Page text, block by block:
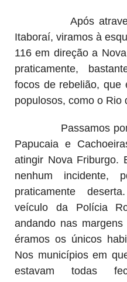
Após
Itaboraí, viramos à
116 em direção a
praticamente,
focos de rebelião, que
populosos, como o Rio
Passamos por
Papucaia e
atingir Nova Friburgo.
nenhum incidente,
praticamente
veículo da Polícia
andando nas
éramos os únicos
Nos municípios em
estavam todas